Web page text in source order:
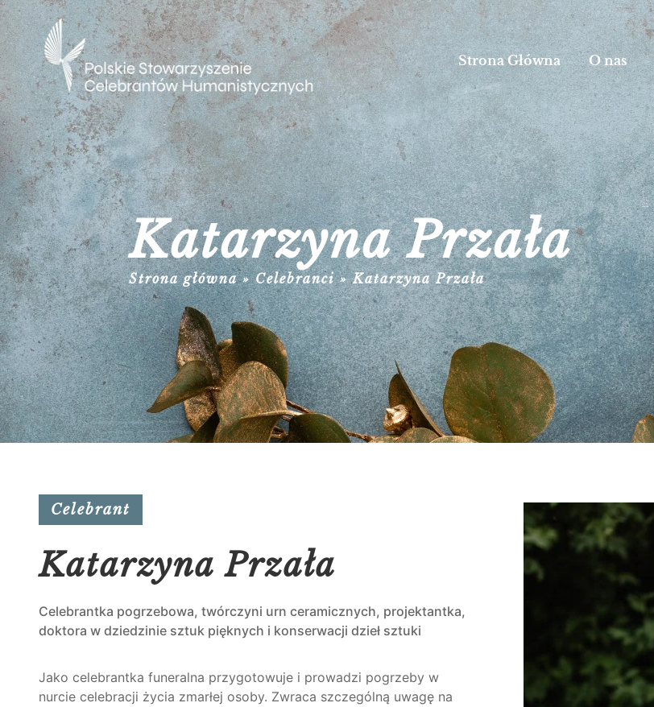
Strona Główna O nas
Katarzyna Przała
Strona główna»Celebranci»Katarzyna Przała
Celebrant
Katarzyna Przała
Celebrantka pogrzebowa, twórczyni urn ceramicznych, projektantka,
doktora w dziedzinie sztuk pięknych i konserwacji dzieł sztuki
Jako celebrantka funeralna przygotowuje i prowadzi pogrzeby w
nurcie celebracji życia zmarłej osoby. Zwraca szczególną uwagę na